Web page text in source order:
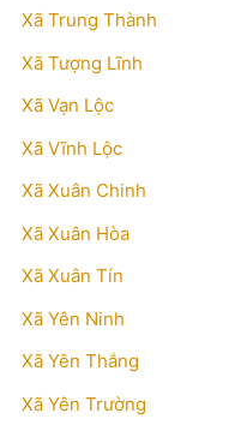
Xã Trung Thành
Xã Tượng Lĩnh
Xã Vạn Lộc
Xã Vĩnh Lộc
Xã Xuân Chinh
Xã Xuân Hòa
Xã Xuân Tín
Xã Yên Ninh
Xã Yên Thắng
Xã Yên Trường